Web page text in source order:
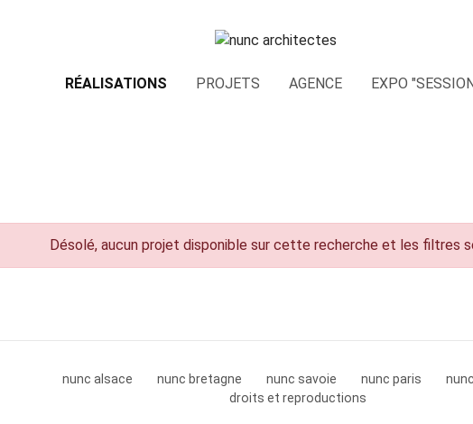
RÉALISATIONS PROJETS AGENCE EXPO
Désolé, aucun projet disponible sur cette recherche et les filtres
nunc alsace nunc bretagne nunc savoie nunc paris
droits et reproductions